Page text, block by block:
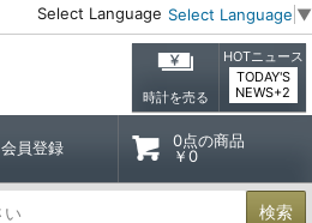
Select Language Select Language ▼
時計を売る
HOTニュース
TODAY'S
NEWS+2
会員登録
0点の商品
￥0
検索